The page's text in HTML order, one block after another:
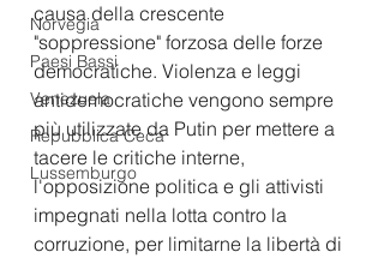
Norvegia
Paesi Bassi
Venezuela
Repubblica Ceca
Lussemburgo
causa della crescente
"soppressione" forzosa delle forze
democratiche. Violenza e leggi
antidemocratiche vengono sempre
più utilizzate da Putin per mettere a
tacere le critiche interne,
l'opposizione politica e gli attivisti
impegnati nella lotta contro la
corruzione, per limitarne la libertà di